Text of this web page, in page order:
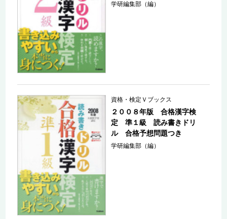
学研編集部（編）
資格・検定Ｖブックス
２００８年版 合格漢字検
定 準１級 読み書きドリ
ル 合格予想問題つき
学研編集部（編）